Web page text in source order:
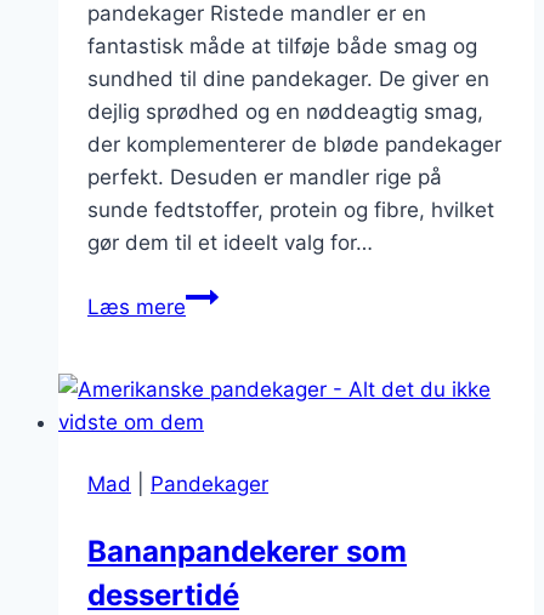
pandekager Ristede mandler er en
fantastisk måde at tilføje både smag og
sundhed til dine pandekager. De giver en
dejlig sprødhed og en nøddeagtig smag,
der komplementerer de bløde pandekager
perfekt. Desuden er mandler rige på
sunde fedtstoffer, protein og fibre, hvilket
gør dem til et ideelt valg for…
Læs mereRistede
sundere
pandekager
Mad Pandekager
Bananpandekerer som
dessertidé